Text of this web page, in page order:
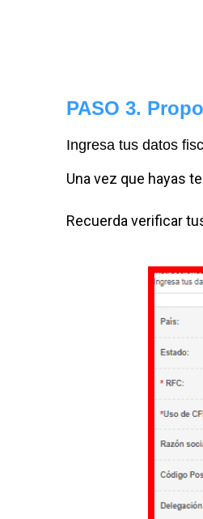
PASO 3.
Ingresa tus datos
Una vez que hayas
Recuerda verificar